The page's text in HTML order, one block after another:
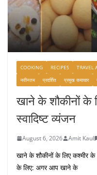
COOKING RECIPES TRAVEL
नवीनतम
प्रदर्शित प्रमुख समाचार
खाने के शौकीनों के
स्वादिष्ट व्यंजन
August 6, 2026 Amit Kaul
खाने के शौकीनों के लिए कश्मीर के
के लिए: अगर आप खाने के